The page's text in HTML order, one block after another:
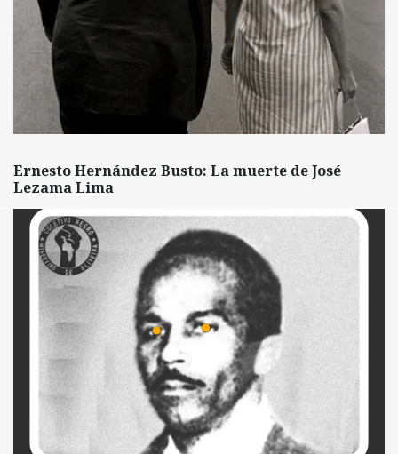
Ernesto Hernández Busto: La muerte de José
Lezama Lima